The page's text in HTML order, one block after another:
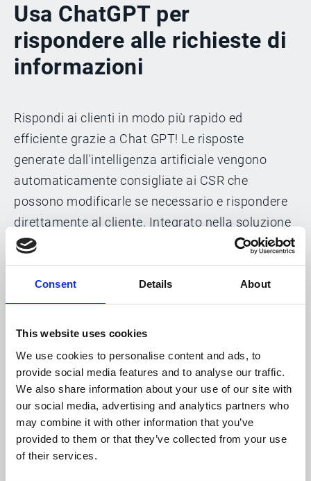
Consent Details About
This website uses cookies
We use cookies to personalise content and ads, to
provide social media features and to analyse our traffic.
We also share information about your use of our site with
our social media, advertising and analytics partners who
may combine it with other information that you’ve
provided to them or that they’ve collected from your use
of their services.
Usa ChatGPT per
rispondere alle richieste di
informazioni
Rispondi ai clienti in modo più rapido ed
efficiente grazie a Chat GPT! Le risposte
generate dall'intelligenza artificiale vengono
automaticamente consigliate ai CSR che
possono modificarle se necessario e rispondere
direttamente al cliente. Integrato nella soluzione
Esker, Chat GPT fornisce ai professionisti del
Servizio Clienti una risorsa aggiuntiva per gestire
in modo efficiente le richieste dei clienti, come lo
stato dell'ordine, la disponibilità, le richieste di
prezzo e le domande sui prodotti.